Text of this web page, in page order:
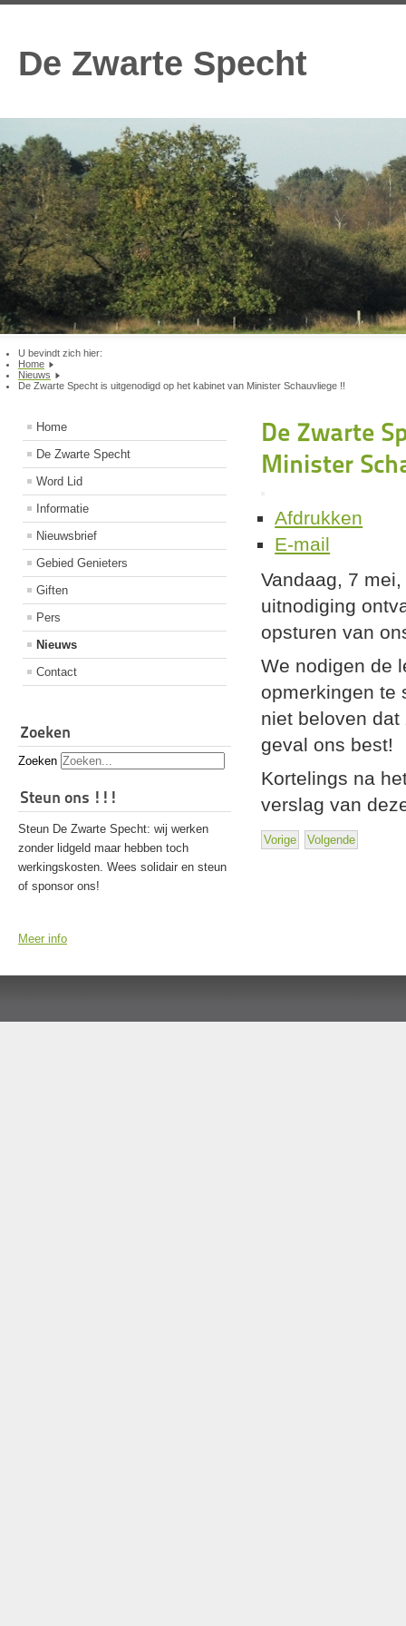
De Zwarte Specht
U bevindt zich hier:
Home
Nieuws
De Zwarte Specht is uitgenodigd op het kabinet van Minister Schauvliege !!
Home
De Zwarte Specht
Word Lid
Informatie
Nieuwsbrief
Gebied Genieters
Giften
Pers
Nieuws
Contact
Zoeken
Zoeken
Steun ons !!!
Steun De Zwarte Specht: wij werken
zonder lidgeld maar hebben toch
werkingskosten. Wees solidair en steun
of sponsor ons!
Meer info
De Zwarte
Minister
Afdrukken
E-mail
Vandaag, 7
uitnodiging
opsturen van
We nodigen de
opmerkingen te
niet beloven
geval ons best!
Kortelings na
verslag van
Vorige Volgende